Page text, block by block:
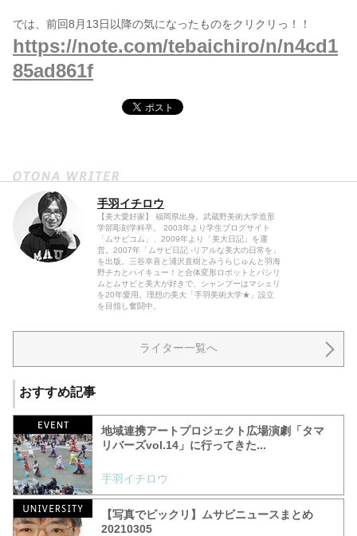
では、前回8月13日以降の気になったものをクリクリっ！！
https://note.com/tebaichiro/n/n4cd1
85ad861f
手羽イチロウ
【美大愛好家】 福岡県出身。武蔵野美術大学造形
学部彫刻学科卒。 2003年より学生ブログサイト
「ムサビコム」、2009年より「美大日記」を運
営。2007年「ムサビ日記 -リアルな美大の日常を」
を出版。三谷幸喜と浦沢直樹とみうらじゅんと羽海
野チカとハイキュー！と合体変形ロボットとパシリ
ムとムサビと美大が好きで、シャンプーはマシェリ
を20年愛用。理想の美大「手羽美術大学★」設立
を目指し奮闘中。
ライター一覧へ
おすすめ記事
地域連携アートプロジェクト広場演劇「タマ
リバーズvol.14」に行ってきた...
手羽イチロウ
【写真でビックリ】ムサビニュースまとめ
20210305